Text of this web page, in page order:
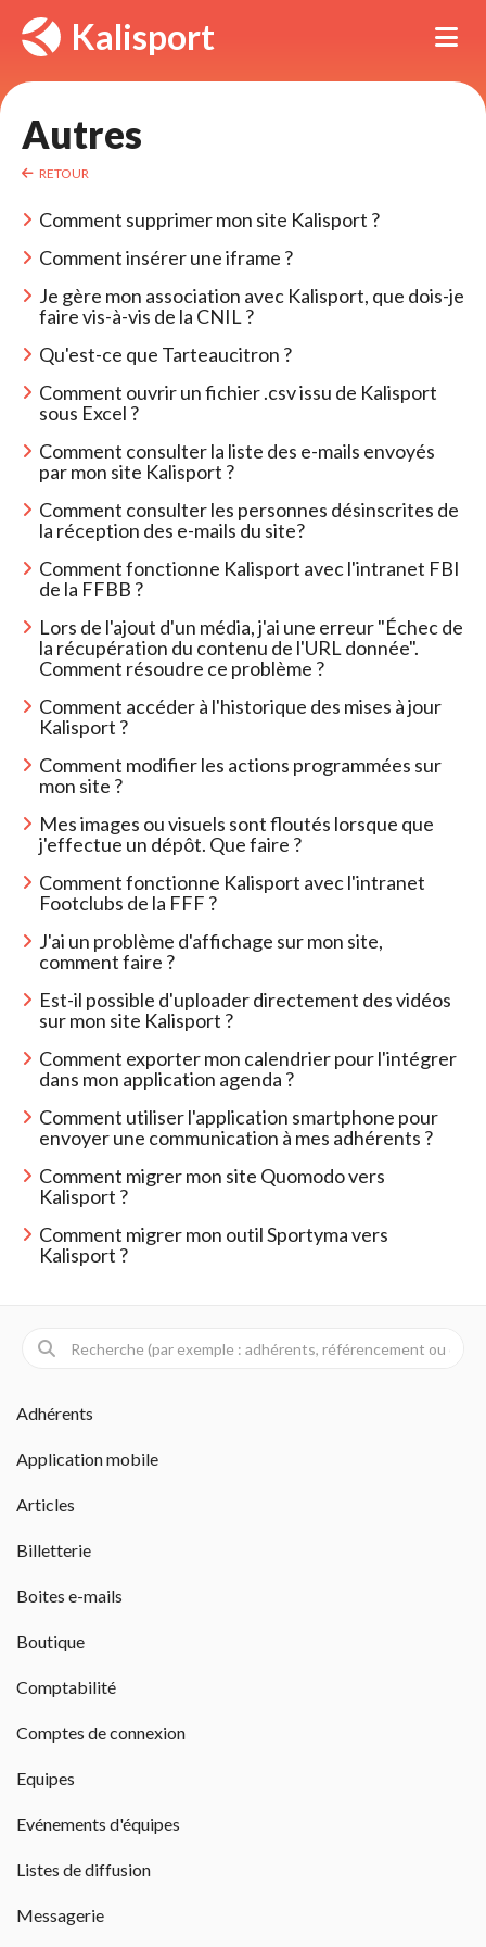
Kalisport
Autres
RETOUR
Comment supprimer mon site Kalisport ?
Comment insérer une iframe ?
Je gère mon association avec Kalisport, que dois-je
faire vis-à-vis de la CNIL ?
Qu'est-ce que Tarteaucitron ?
Comment ouvrir un fichier .csv issu de Kalisport
sous Excel ?
Comment consulter la liste des e-mails envoyés
par mon site Kalisport ?
Comment consulter les personnes désinscrites de
la réception des e-mails du site?
Comment fonctionne Kalisport avec l'intranet FBI
de la FFBB ?
Lors de l'ajout d'un média, j'ai une erreur "Échec de
la récupération du contenu de l'URL donnée".
Comment résoudre ce problème ?
Comment accéder à l'historique des mises à jour
Kalisport ?
Comment modifier les actions programmées sur
mon site ?
Mes images ou visuels sont floutés lorsque que
j'effectue un dépôt. Que faire ?
Comment fonctionne Kalisport avec l'intranet
Footclubs de la FFF ?
J'ai un problème d'affichage sur mon site,
comment faire ?
Est-il possible d'uploader directement des vidéos
sur mon site Kalisport ?
Comment exporter mon calendrier pour l'intégrer
dans mon application agenda ?
Comment utiliser l'application smartphone pour
envoyer une communication à mes adhérents ?
Comment migrer mon site Quomodo vers
Kalisport ?
Comment migrer mon outil Sportyma vers
Kalisport ?
Adhérents
Application mobile
Articles
Billetterie
Boites e-mails
Boutique
Comptabilité
Comptes de connexion
Equipes
Evénements d'équipes
Listes de diffusion
Messagerie